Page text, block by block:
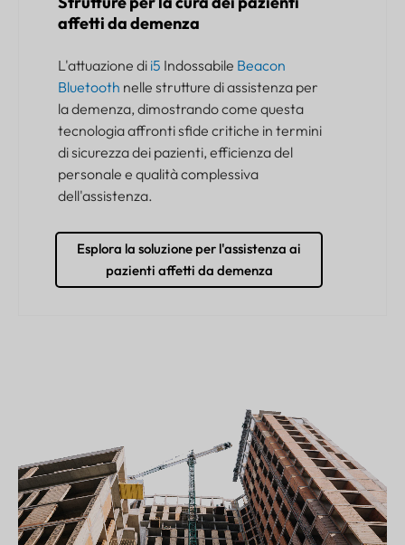
affetti da demenza
L'attuazione di i5 Indossabile Beacon
Bluetooth nelle strutture di assistenza per
la demenza, dimostrando come questa
tecnologia affronti sfide critiche in termini
di sicurezza dei pazienti, efficienza del
personale e qualità complessiva
dell'assistenza.
Esplora la soluzione per l'assistenza ai
pazienti affetti da demenza